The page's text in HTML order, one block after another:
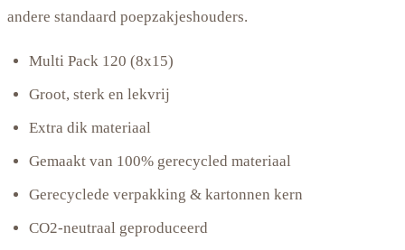
andere standaard poepzakjeshouders.
Multi Pack 120 (8x15)
Groot, sterk en lekvrij
Extra dik materiaal
Gemaakt van 100% gerecycled materiaal
Gerecyclede verpakking & kartonnen kern
CO2-neutraal geproduceerd